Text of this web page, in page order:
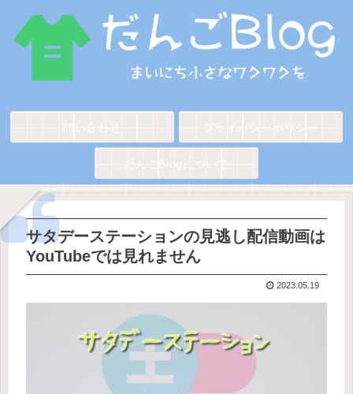
サタデーステーションの見逃し配信動画は
YouTubeでは見れません
2023.05.19